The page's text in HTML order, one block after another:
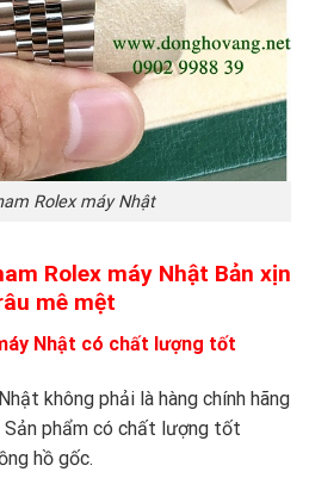
Rolex máy Nhật
Rolex máy Nhật Bản xịn
mê mệt
Nhật có chất lượng tốt
không phải là hàng chính hãng
phẩm có chất lượng tốt
hồ gốc.